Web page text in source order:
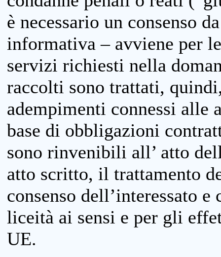
è necessario un consenso
informativa – avviene per
servizi richiesti nella
raccolti sono trattati,
adempimenti connessi
base di obbligazioni
sono rinvenibili all’ atto
atto scritto, il trattamento
consenso dell’interessato
liceità ai sensi e per gli
UE.